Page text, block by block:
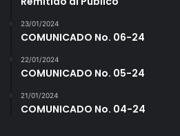
23/01/2024
COMUNICADO No. 06-24
22/01/2024
COMUNICADO No. 05-24
21/01/2024
COMUNICADO No. 04-24